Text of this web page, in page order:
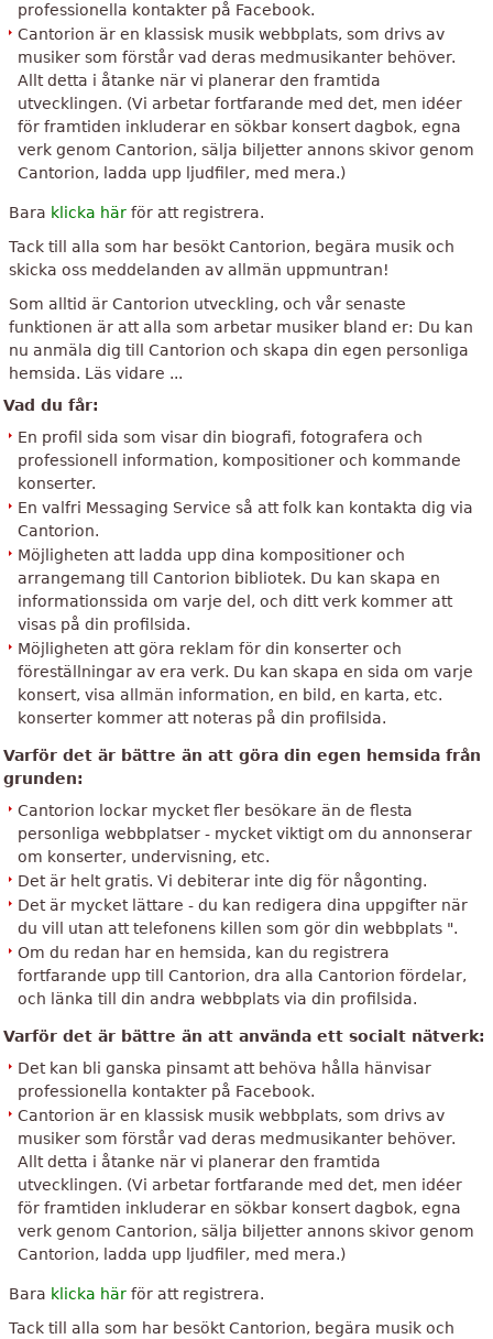
professionella kontakter på Facebook.
Cantorion är en klassisk musik webbplats, som drivs av
musiker som förstår vad deras medmusikanter behöver.
Allt detta i åtanke när vi planerar den framtida
utvecklingen. (Vi arbetar fortfarande med det, men idéer
för framtiden inkluderar en sökbar konsert dagbok, egna
verk genom Cantorion, sälja biljetter annons skivor genom
Cantorion, ladda upp ljudfiler, med mera.)
Bara klicka här för att registrera.
Tack till alla som har besökt Cantorion, begära musik och
skicka oss meddelanden av allmän uppmuntran!
Som alltid är Cantorion utveckling, och vår senaste
funktionen är att alla som arbetar musiker bland er: Du kan
nu anmäla dig till Cantorion och skapa din egen personliga
hemsida. Läs vidare ...
Vad du får:
En profil sida som visar din biografi, fotografera och
professionell information, kompositioner och kommande
konserter.
En valfri Messaging Service så att folk kan kontakta dig via
Cantorion.
Möjligheten att ladda upp dina kompositioner och
arrangemang till Cantorion bibliotek. Du kan skapa en
informationssida om varje del, och ditt verk kommer att
visas på din profilsida.
Möjligheten att göra reklam för din konserter och
föreställningar av era verk. Du kan skapa en sida om varje
konsert, visa allmän information, en bild, en karta, etc.
konserter kommer att noteras på din profilsida.
Varför det är bättre än att göra din egen hemsida från
grunden:
Cantorion lockar mycket fler besökare än de flesta
personliga webbplatser - mycket viktigt om du annonserar
om konserter, undervisning, etc.
Det är helt gratis. Vi debiterar inte dig för någonting.
Det är mycket lättare - du kan redigera dina uppgifter när
du vill utan att telefonens killen som gör din webbplats ".
Om du redan har en hemsida, kan du registrera
fortfarande upp till Cantorion, dra alla Cantorion fördelar,
och länka till din andra webbplats via din profilsida.
Varför det är bättre än att använda ett socialt nätverk:
Det kan bli ganska pinsamt att behöva hålla hänvisar
professionella kontakter på Facebook.
Cantorion är en klassisk musik webbplats, som drivs av
musiker som förstår vad deras medmusikanter behöver.
Allt detta i åtanke när vi planerar den framtida
utvecklingen. (Vi arbetar fortfarande med det, men idéer
för framtiden inkluderar en sökbar konsert dagbok, egna
verk genom Cantorion, sälja biljetter annons skivor genom
Cantorion, ladda upp ljudfiler, med mera.)
Bara klicka här för att registrera.
Tack till alla som har besökt Cantorion, begära musik och